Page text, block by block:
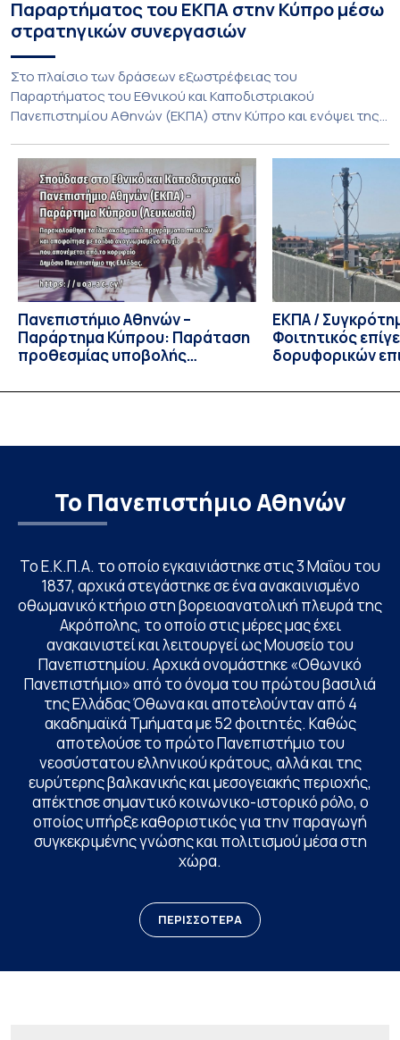
Παραρτήματος του ΕΚΠΑ στην Κύπρο μέσω
στρατηγικών συνεργασιών
Στο πλαίσιο των δράσεων εξωστρέφειας του
Παραρτήματος του Εθνικού και Καποδιστριακού
Πανεπιστημίου Αθηνών (ΕΚΠΑ) στην Κύπρο και ενόψει της
Τμήματος Οικονομικών Επιστημών και του Τμήματος
Διοίκησης Επιχειρήσεων και Οργανισμών τον Σεπτέμβριο
του 2026, ο Κοσμήτορας της Σχολής Οικονομικών και
Πολιτικών Επιστημών, Καθηγητής Νικόλαος Ηρειώτης, και ο
Πρόεδρος του Τμήματος […]
Πανεπιστήμιο Αθηνών –
Παράρτημα Κύπρου: Παράταση
προθεσμίας υποβολής
υποψηφίων
ΕΚΠΑ /
Φοιτητικός
δορυφορικών
Το Πανεπιστήμιο Αθηνών
Το Ε.Κ.Π.Α. το οποίο εγκαινιάστηκε στις 3 Μαΐου του
1837, αρχικά στεγάστηκε σε ένα ανακαινισμένο
οθωμανικό κτήριο στη βορειοανατολική πλευρά της
Ακρόπολης, το οποίο στις μέρες μας έχει
ανακαινιστεί και λειτουργεί ως Μουσείο του
Πανεπιστημίου. Αρχικά ονομάστηκε «Οθωνικό
Πανεπιστήμιο» από το όνομα του πρώτου βασιλιά
της Ελλάδας Όθωνα και αποτελούνταν από 4
ακαδημαϊκά Τμήματα με 52 φοιτητές. Καθώς
αποτελούσε το πρώτο Πανεπιστήμιο του
νεοσύστατου ελληνικού κράτους, αλλά και της
ευρύτερης βαλκανικής και μεσογειακής περιοχής,
απέκτησε σημαντικό κοινωνικο-ιστορικό ρόλο, ο
οποίος υπήρξε καθοριστικός για την παραγωγή
συγκεκριμένης γνώσης και πολιτισμού μέσα στη
χώρα.
ΠΕΡΙΣΣΟΤΕΡΑ